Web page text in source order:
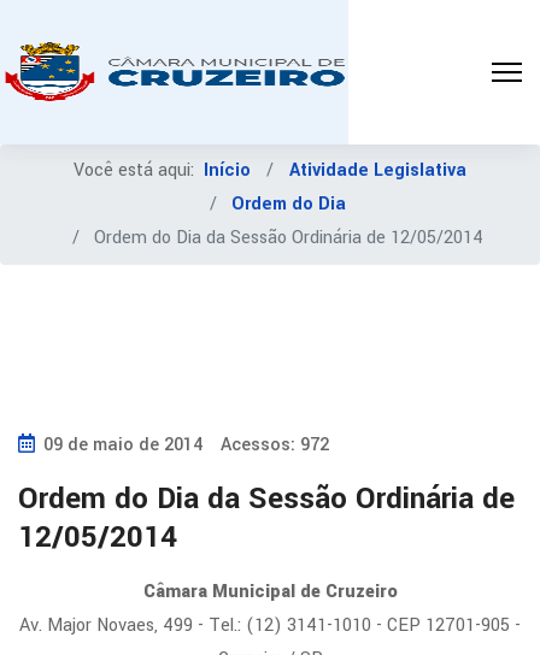
Você está aqui: Início
Atividade Legislativa
Ordem do Dia
Ordem do Dia da Sessão Ordinária de 12/05/2014
09 de maio de 2014 Acessos: 972
Ordem do Dia da Sessão Ordinária de
12/05/2014
Câmara Municipal de Cruzeiro
Av. Major Novaes, 499 - Tel.: (12) 3141-1010 - CEP 12701-905 -